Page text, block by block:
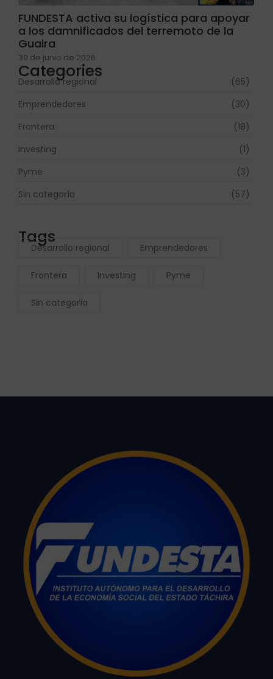
FUNDESTA activa su logística para apoyar
a los damnificados del terremoto de la
Guaira
30 de junio de 2026
Categories
Desarrollo regional
(65)
Emprendedores
(30)
Frontera
(18)
Investing
(1)
Pyme
(3)
Sin categoría
(57)
Tags
Desarrollo regional Emprendedores
Frontera Investing Pyme
Sin categoría